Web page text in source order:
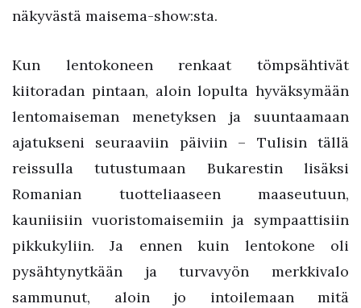
näkyvästä maisema-show:sta.
Kun lentokoneen renkaat tömpsähtivät
kiitoradan pintaan, aloin lopulta hyväksymään
lentomaiseman menetyksen ja suuntaamaan
ajatukseni seuraaviin päiviin – Tulisin tällä
reissulla tutustumaan Bukarestin lisäksi
Romanian tuotteliaaseen maaseutuun,
kauniisiin vuoristomaisemiin ja sympaattisiin
pikkukyliin. Ja ennen kuin lentokone oli
pysähtynytkään ja turvavyön merkkivalo
sammunut, aloin jo intoilemaan mitä